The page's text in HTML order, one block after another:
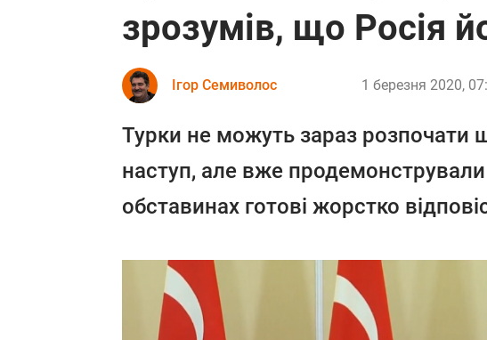
зрозумів, що Росія
Ігор Семиволос 1 березня 2020,
Турки не можуть зараз розпочати
наступ, але вже
обставинах готові жорстко